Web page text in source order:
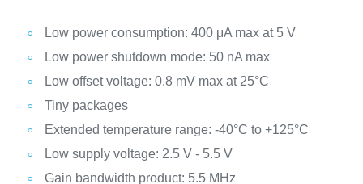
Low power consumption: 400 μA max at 5 V
Low power shutdown mode: 50 nA max
Low offset voltage: 0.8 mV max at 25°C
Tiny packages
Extended temperature range: -40°C to +125°C
Low supply voltage: 2.5 V - 5.5 V
Gain bandwidth product: 5.5 MHz